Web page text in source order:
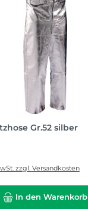
Gr.52 silber
zzgl. Versandkosten
In den Warenkorb